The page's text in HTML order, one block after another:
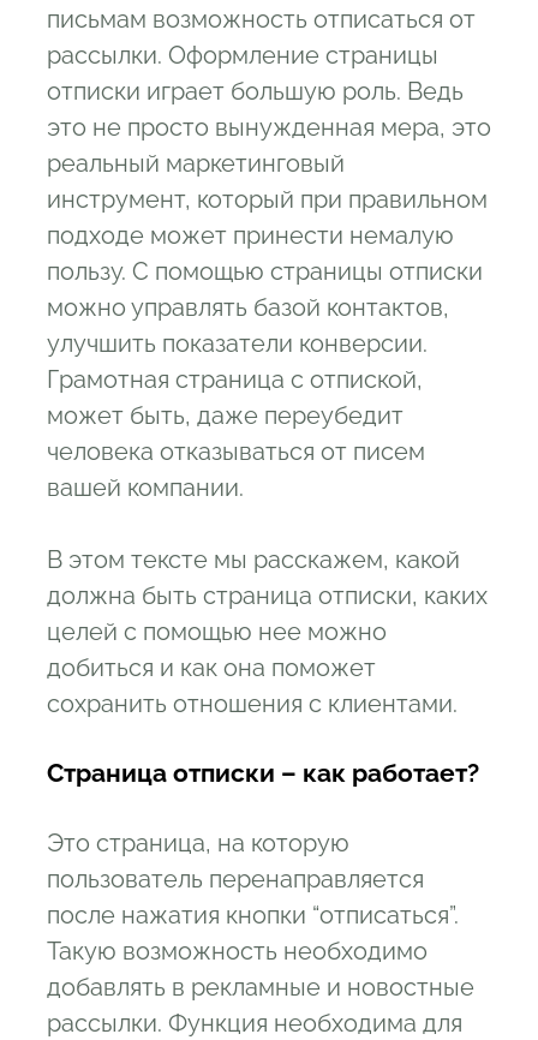
письмам возможность отписаться от
рассылки. Оформление страницы
отписки играет большую роль. Ведь
это не просто вынужденная мера, это
реальный маркетинговый
инструмент, который при правильном
подходе может принести немалую
пользу. С помощью страницы отписки
можно управлять базой контактов,
улучшить показатели конверсии.
Грамотная страница с отпиской,
может быть, даже переубедит
человека отказываться от писем
вашей компании.
В этом тексте мы расскажем, какой
должна быть страница отписки, каких
целей с помощью нее можно
добиться и как она поможет
сохранить отношения с клиентами.
Страница отписки – как работает?
Это страница, на которую
пользователь перенаправляется
после нажатия кнопки “отписаться”.
Такую возможность необходимо
добавлять в рекламные и новостные
рассылки. Функция необходима для